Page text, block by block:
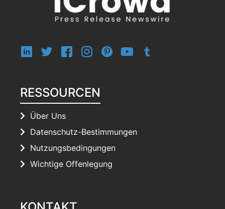
RESSOURCEN
Über Uns
Datenschutz-Bestimmungen
Nutzungsbedingungen
Wichtige Offenlegung